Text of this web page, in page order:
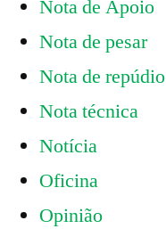
Nota de Apoio
Nota de pesar
Nota de repúdio
Nota técnica
Notícia
Oficina
Opinião